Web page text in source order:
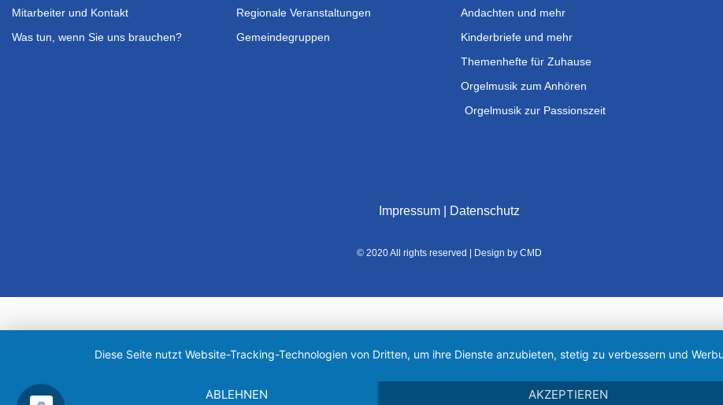
Mitarbeiter und Kontakt
Was tun, wenn Sie uns brauchen?
Regionale Veranstaltungen
Gemeindegruppen
Andachten und mehr
Kinderbriefe und mehr
Themenhefte für Zuhause
Orgelmusik zum Anhören
Orgelmusik zur Passionszeit
Impressum| Datenschutz
© 2020 All rights reserved | Design by CMD
Diese Seite nutzt Website-Tracking-Technologien von Dritten, um ihre Dienste anzubieten, stetig zu verbessern und
ABLEHNEN AKZEPTIEREN